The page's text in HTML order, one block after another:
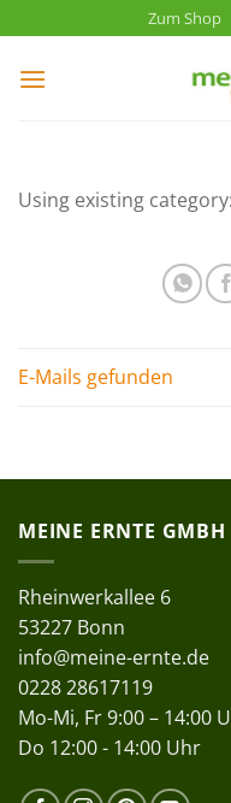
Inhalt
springen
Zum Shop
Using existing
E-Mails gefunden
MEINE ERNTE GMBH
Rheinwerkallee 6
53227 Bonn
info@meine-ernte.de
0228 28617119
Mo-Mi, Fr 9:00 – 14:00
Do 12:00 - 14:00 Uhr